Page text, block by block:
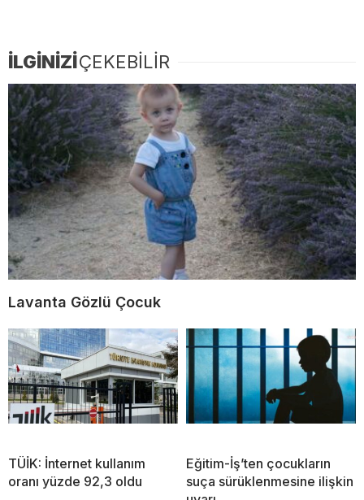
İLGİNİZİÇEKEBİLİR
Lavanta Gözlü Çocuk
TÜİK: İnternet kullanım
oranı yüzde 92,3 oldu
Eğitim-İş’ten çocukların
suça sürüklenmesine ilişkin